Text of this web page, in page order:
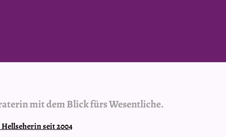
mit dem Blick fürs Wesentliche.
seit 2004